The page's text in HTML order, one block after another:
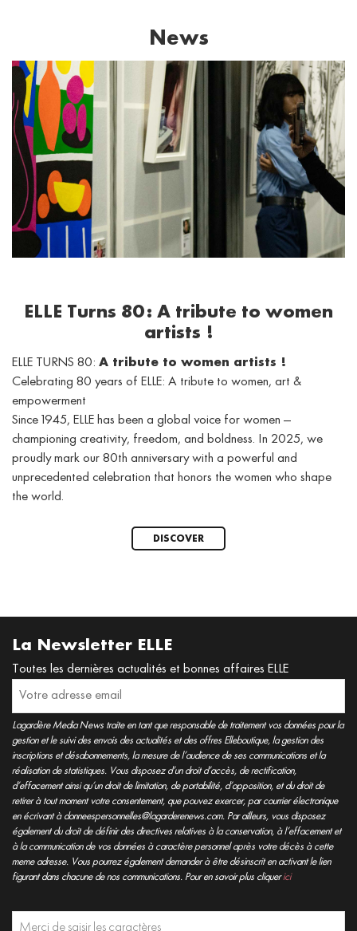
News
ELLE Turns 80: A tribute to women
artists !
ELLE TURNS 80: A tribute to women artists !
Celebrating 80 years of ELLE: A tribute to women, art &
empowerment
Since 1945, ELLE has been a global voice for women —
championing creativity, freedom, and boldness. In 2025, we
proudly mark our 80th anniversary with a powerful and
unprecedented celebration that honors the women who shape
the world.
DISCOVER
La Newsletter ELLE
Toutes les dernières actualités et bonnes affaires ELLE
Lagardère Media News traite en tant que responsable de traitement vos données pour la
gestion et le suivi des envois des actualités et des offres Elleboutique, la gestion des
inscriptions et désabonnements, la mesure de l’audience de ses communications et la
réalisation de statistiques. Vous disposez d’un droit d’accès, de rectification,
d’effacement ainsi qu’un droit de limitation, de portabilité, d’opposition, et du droit de
retirer à tout moment votre consentement, que pouvez exercer, par courrier électronique
en écrivant à donneespersonnelles@lagarderenews.com. Par ailleurs, vous disposez
également du droit de définir des directives relatives à la conservation, à l’effacement et
à la communication de vos données à caractère personnel après votre décès à cette
meme adresse. Vous pourrez également demander à être désinscrit en activant le lien
figurant dans chacune de nos communications. Pour en savoir plus cliquerici